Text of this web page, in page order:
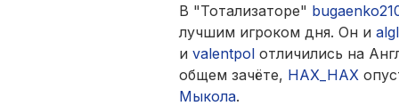
В "Тотализаторе"
лучшим игроком дня. Он и
и valentpol отличились на
общем зачёте, HAX_HAX
Мыкола.